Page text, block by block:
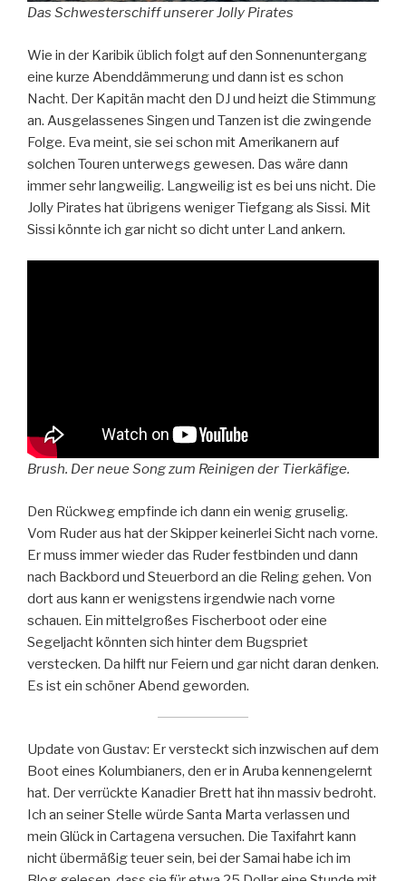
Das Schwesterschiff unserer Jolly Pirates
Wie in der Karibik üblich folgt auf den Sonnenuntergang
eine kurze Abenddämmerung und dann ist es schon
Nacht. Der Kapitän macht den DJ und heizt die Stimmung
an. Ausgelassenes Singen und Tanzen ist die zwingende
Folge. Eva meint, sie sei schon mit Amerikanern auf
solchen Touren unterwegs gewesen. Das wäre dann
immer sehr langweilig. Langweilig ist es bei uns nicht. Die
Jolly Pirates hat übrigens weniger Tiefgang als Sissi. Mit
Sissi könnte ich gar nicht so dicht unter Land ankern.
Brush. Der neue Song zum Reinigen der Tierkäfige.
Den Rückweg empfinde ich dann ein wenig gruselig.
Vom Ruder aus hat der Skipper keinerlei Sicht nach vorne.
Er muss immer wieder das Ruder festbinden und dann
nach Backbord und Steuerbord an die Reling gehen. Von
dort aus kann er wenigstens irgendwie nach vorne
schauen. Ein mittelgroßes Fischerboot oder eine
Segeljacht könnten sich hinter dem Bugspriet
verstecken. Da hilft nur Feiern und gar nicht daran denken.
Es ist ein schöner Abend geworden.
Update von Gustav: Er versteckt sich inzwischen auf dem
Boot eines Kolumbianers, den er in Aruba kennengelernt
hat. Der verrückte Kanadier Brett hat ihn massiv bedroht.
Ich an seiner Stelle würde Santa Marta verlassen und
mein Glück in Cartagena versuchen. Die Taxifahrt kann
nicht übermäßig teuer sein, bei der Samai habe ich im